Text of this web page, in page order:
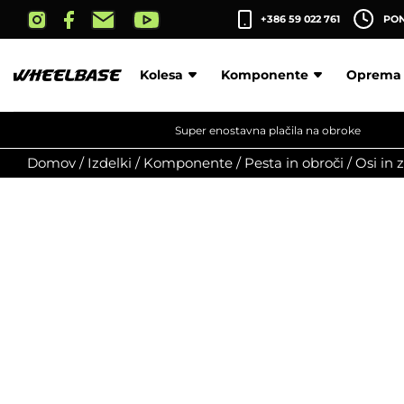
content
+386 59 022 761
Kolesa Komponente Oprema
Super enostavna plačila na obroke
Domov / Izdelki / Komponente / Pesta in obroči /Osi in